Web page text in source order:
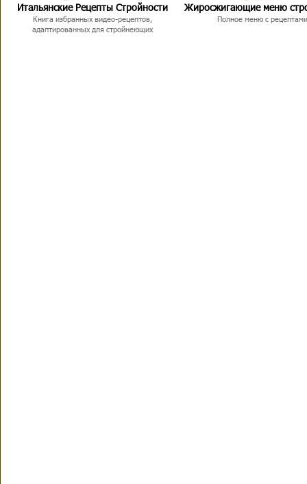
Итальянские Рецепты Стройности
Книга избранных видео-рецептов,
адаптированных для стройнеющих
Жиросжигающие меню
Полное меню с рецептами